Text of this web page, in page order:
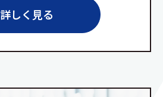
詳しく見る